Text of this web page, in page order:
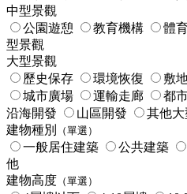
中型景觀
公園遊憩
教育機構 體
型景觀
大型景觀
歷史保存
環境恢復 敷
城市廣場
運輸走廊 都
沿海開發
山區開發
其他
建物種別
（單選）
一般居住建築 公共建築
他
建物高度 （單選）